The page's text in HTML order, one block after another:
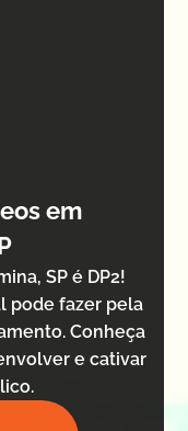
em
SP é DP2!
pode fazer pela
Conheça
e cativar